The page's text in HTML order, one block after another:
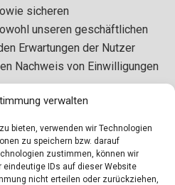
verwalten
bieten, verwenden wir Technologien
zu speichern bzw. darauf
zustimmen, können wir
eindeutige IDs auf dieser Website
nicht erteilen oder zurückziehen,
sicheren
unseren geschäftlichen
Erwartungen der Nutzer
Nachweis von Einwilligungen
den Empfang unseres
d.h. Ihre Einwilligungen
des Newsletters